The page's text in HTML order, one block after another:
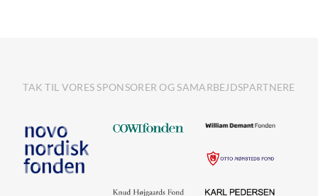
TAK TIL VORES SPONSORER OG SAMARBEJDSPARTNERE